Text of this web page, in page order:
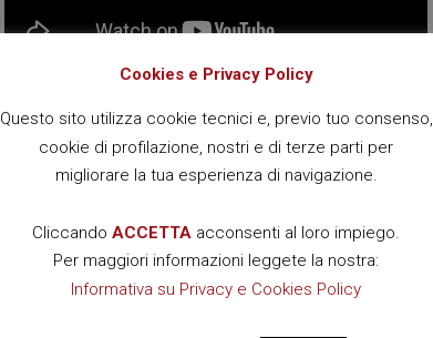
Università degli Studi di Siena
18/01/2020
Cookies e Privacy Policy
Questo sito utilizza cookie tecnici e, previo tuo consenso,
cookie di profilazione, nostri e di terze parti per
migliorare la tua esperienza di navigazione.
Cliccando ACCETTA acconsenti al loro impiego.
Per maggiori informazioni leggete la nostra:
Informativa su Privacy e Cookies Policy